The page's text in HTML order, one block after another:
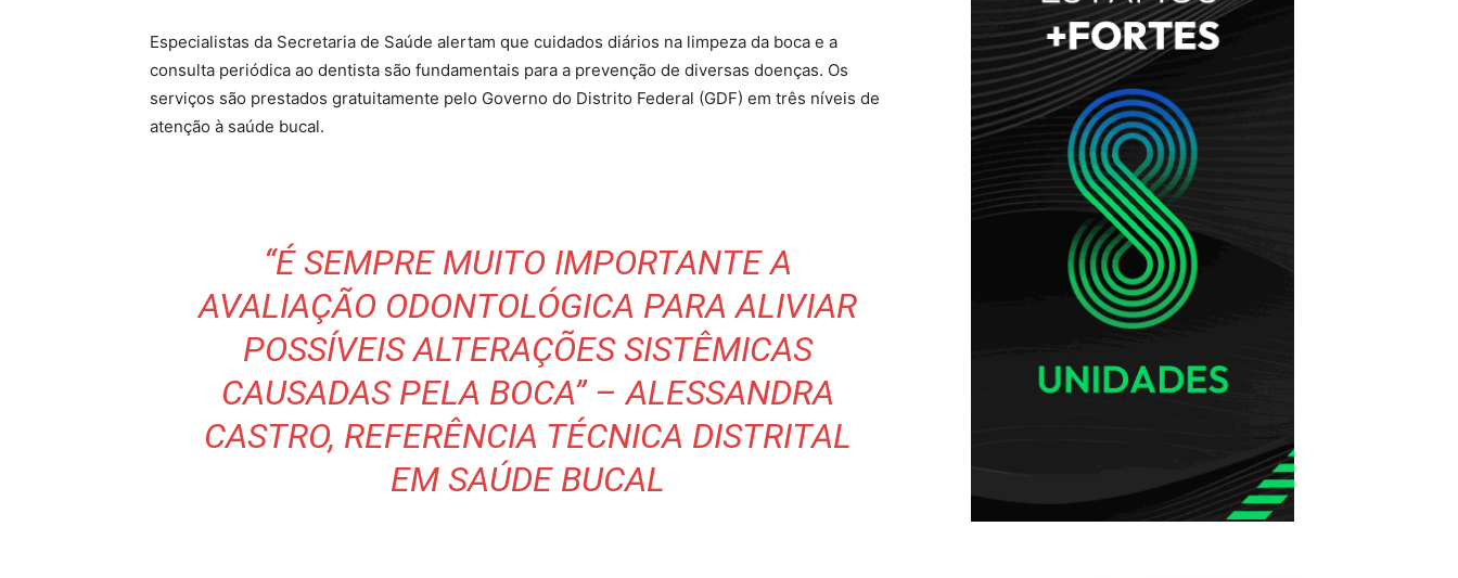
Especialistas da Secretaria de Saúde alertam que cuidados diários na limpeza da boca e a
consulta periódica ao dentista são fundamentais para a prevenção de diversas doenças. Os
serviços são prestados gratuitamente pelo Governo do Distrito Federal (GDF) em três níveis de
atenção à saúde bucal.
“É SEMPRE MUITO IMPORTANTE A
AVALIAÇÃO ODONTOLÓGICA PARA ALIVIAR
POSSÍVEIS ALTERAÇÕES SISTÊMICAS
CAUSADAS PELA BOCA” – ALESSANDRA
CASTRO, REFERÊNCIA TÉCNICA DISTRITAL
EM SAÚDE BUCAL